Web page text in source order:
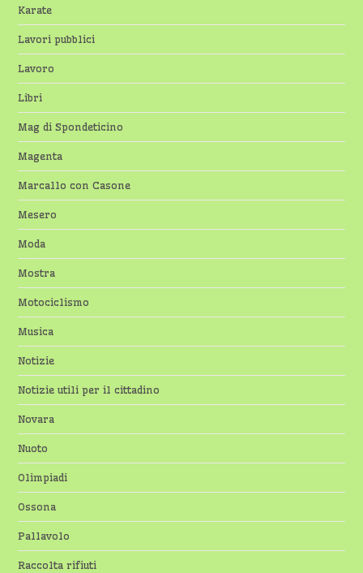
Karate
Lavori pubblici
Lavoro
Libri
Mag di Spondeticino
Magenta
Marcallo con Casone
Mesero
Moda
Mostra
Motociclismo
Musica
Notizie
Notizie utili per il cittadino
Novara
Nuoto
Olimpiadi
Ossona
Pallavolo
Raccolta rifiuti